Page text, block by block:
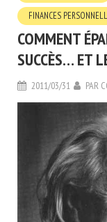
FINANCES
COMMENT
SUCCÈS… ET
2011/03/31 PAR